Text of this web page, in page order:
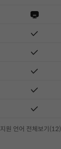
지원 언어 전체보기(12)